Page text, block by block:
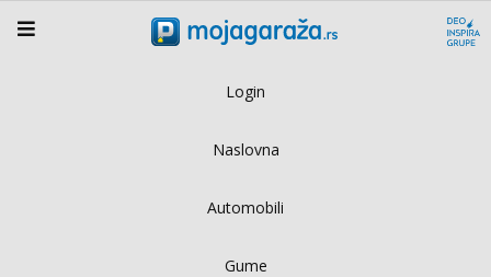
Login
Naslovna
Automobili
Gume